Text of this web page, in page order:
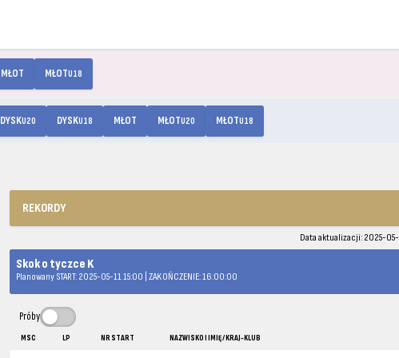
MŁOT MŁOTU18
DYSKU20 DYSKU18 MŁOT MŁOTU20 MŁOTU18
REKORDY
Data aktualizacji: 2025-05-
Skok o tyczce K
Planowany START: 2025-05-11 15:00 | ZAKOŃCZENIE: 16:00:00
Próby
MSC LP NR START NAZWISKO I IMIĘ / KRAJ-KLUB